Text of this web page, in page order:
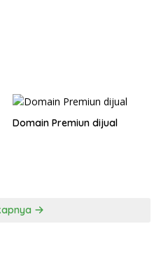
Domain Premiun dijual